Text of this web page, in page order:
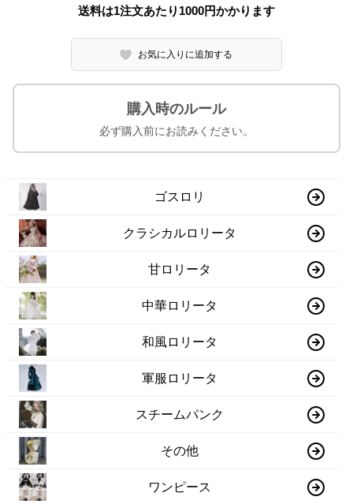
送料は1注文あたり 1000円かかります
お気に入りに追加する
購入時のルール
必ず購入前にお読みください。
ゴスロリ
クラシカルロリータ
甘ロリータ
中華ロリータ
和風ロリータ
軍服ロリータ
スチームパンク
その他
ワンピース